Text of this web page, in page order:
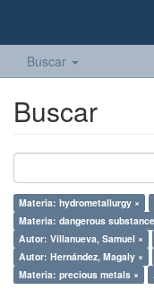
Buscar
Buscar
Materia: hydrometallurgy ×
Materia: dangerous
Autor: Villanueva, Samuel ×
Autor: Hernández, Magaly ×
Materia: precious metals ×